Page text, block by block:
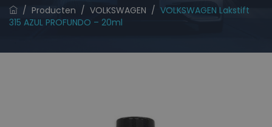
/ Producten / VOLKSWAGEN / VOLKSWAGEN Lakstift
315 AZUL PROFUNDO – 20ml